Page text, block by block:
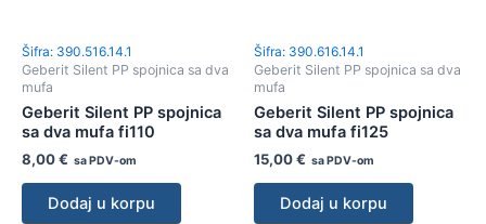
Šifra: 390.516.14.1
Geberit Silent PP spojnica sa dva
mufa
Geberit Silent PP spojnica
sa dva mufa fi110
8,00€ sa PDV-om
Dodaj u korpu
Šifra: 390.616.14.1
Geberit Silent PP spojnica sa dva
mufa
Geberit Silent PP spojnica
sa dva mufa fi125
15,00€ sa PDV-om
Dodaj u korpu